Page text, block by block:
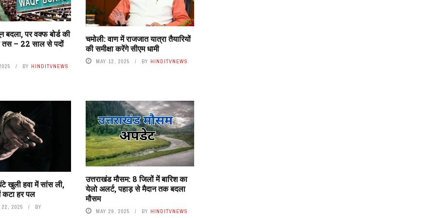
बदला, पर वक्फ बोर्ड की
– 22 साल से पदों
BY HINDITVNEWS
चमोली: वाण में राजजात यात्रा तैयारियों
की समीक्षा करेंगे सीएम धामी
MAY 12, 2025 BY HINDITVNEWS
खुली हवा में सांस ली,
कटा हर पल
22, 2025 BY
उत्तराखंड मौसम: 8 जिलों में बारिश का
येलो अलर्ट, पहाड़ से मैदान तक बदला
मौसम
MAY 29, 2025 BY HINDITVNEWS